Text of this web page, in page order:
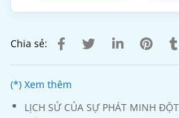
Chia sẻ:
(*) Xem thêm
LỊCH SỬ CỦA SỰ PHÁT MINH